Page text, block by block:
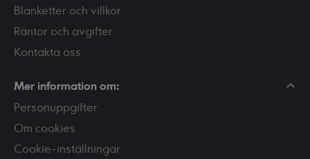
Blanketter och villkor
Räntor och avgifter
Kontakta oss
Mer information om:
Personuppgifter
Om cookies
Cookie-inställningar